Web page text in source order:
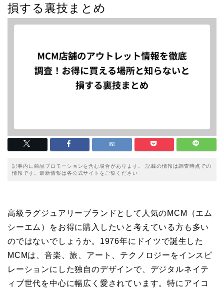
損する裏技まとめ
記事内に商品プロモーションを含む場合があります。 記載の情報は調査時点での
情報です。最新情報は各公式サイトをご覧ください
高級ラグジュアリーブランドとして人気のMCM（エム
シーエム）をお得に購入したいと考えている方も多い
のではないでしょうか。1976年にドイツで誕生した
MCMは、音楽、旅、アート、テクノロジーをインスピ
レーションにした独自のデザインで、デジタルネイテ
ィブ世代を中心に幅広く愛されています。特にアイコ